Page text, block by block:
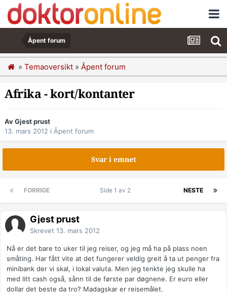
Åpent forum
» Temaoversikt » Åpent forum
Afrika - kort/kontanter
Av Gjest prust
13. mars 2012 i Åpent forum
Svar i emnet
FORRIGE NESTE
Side 1 av 2
Gjest prust
Skrevet 13. mars 2012
Nå er det bare to uker til jeg reiser, og jeg må ha på plass noen
småting. Har fått vite at det fungerer veldig greit å ta ut penger fra
minibank der vi skal, i lokal valuta. Men jeg tenkte jeg skulle ha
med litt cash også, sånn til de første par døgnene. Er euro eller
dollar det beste da tro? Madagskar er reisemålet.